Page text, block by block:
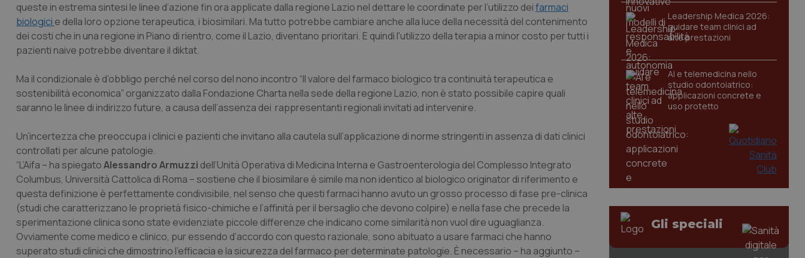
queste in estrema sintesi le linee d’azione fin ora applicate dalla regione Lazio nel dettare le coordinate per l’utilizzo deifarmaci
biologici e della loro opzione terapeutica, i biosimilari. Ma tutto potrebbe cambiare anche alla luce della necessità del contenimento
dei costi che in una regione in Piano di rientro, come il Lazio, diventano prioritari. E quindi l'utilizzo della terapia a minor costo per tutti i
pazienti naive potrebbe diventare il diktat.
Ma il condizionale è d’obbligo perché nel corso del nono incontro “Il valore del farmaco biologico tra continuità terapeutica e
sostenibilità economica” organizzato dalla Fondazione Charta nella sede della regione Lazio, non è stato possibile capire quali
saranno le linee di indirizzo future, a causa dell’assenza dei rappresentanti regionali invitati ad intervenire.
Un’incertezza che preoccupa i clinici e pazienti che invitano alla cautela sull’applicazione di norme stringenti in assenza di dati clinici
controllati per alcune patologie.
“L’Aifa – ha spiegatoAlessandro Armuzzi dell’Unità Operativa di Medicina Interna e Gastroenterologia del Complesso Integrato
Columbus, Università Cattolica di Roma – sostiene che il biosimilare è simile ma non identico al biologico originator di riferimento e
questa definizione è perfettamente condivisibile, nel senso che questi farmaci hanno avuto un grosso processo di fase pre-clinica
(studi che caratterizzano le proprietà fisico-chimiche e l’affinità per il bersaglio che devono colpire) e nella fase che precede la
sperimentazione clinica sono state evidenziate piccole differenze che indicano come similarità non vuol dire uguaglianza.
Ovviamente come medico e clinico, pur essendo d’accordo con questo razionale, sono abituato a usare farmaci che hanno
superato studi clinici che dimostrino l’efficacia e la sicurezza del farmaco per determinate patologie. È necessario – ha aggiunto –
Leadership Medica 2026:
guidare team clinici ad
alte prestazioni
AI e telemedicina nello
studio odontoiatrico:
applicazioni concrete e
uso protetto
Gli speciali